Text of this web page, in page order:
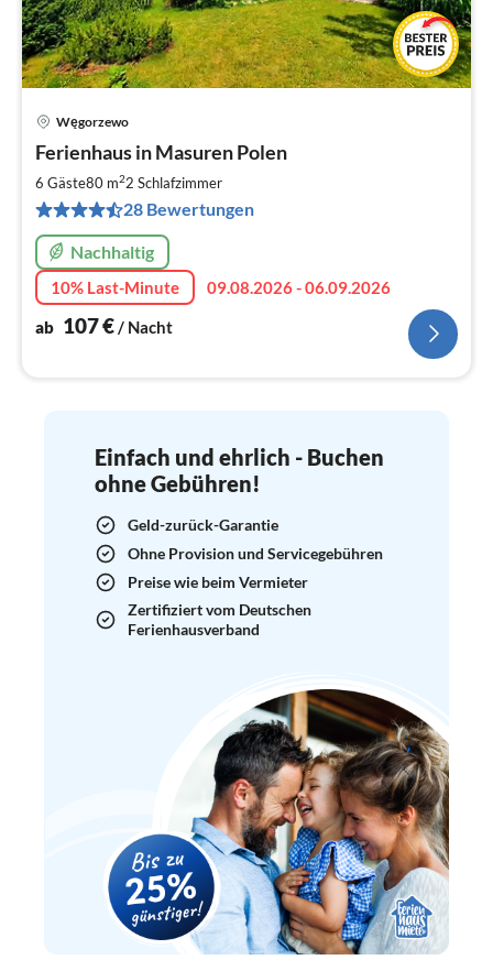
Węgorzewo
Ferienhaus in Masuren Polen
6 Gäste80 m22 Schlafzimmer
28 Bewertungen
Nachhaltig
10% Last-Minute
09.08.2026 - 06.09.2026
ab 107€/ Nacht
Einfach und ehrlich - Buchen
ohne Gebühren!
Geld-zurück-Garantie
Ohne Provision und Servicegebühren
Preise wie beim Vermieter
Zertifiziert vom Deutschen
Ferienhausverband